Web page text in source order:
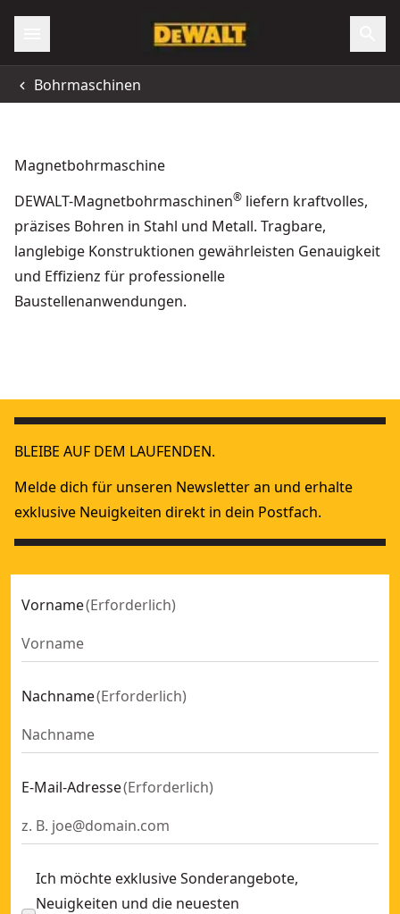
Bohrmaschinen
Magnetbohrmaschine
DEWALT-Magnetbohrmaschinen® liefern kraftvolles,
präzises Bohren in Stahl und Metall. Tragbare,
langlebige Konstruktionen gewährleisten Genauigkeit
und Effizienz für professionelle
Baustellenanwendungen.
BLEIBE AUF DEM LAUFENDEN.
Melde dich für unseren Newsletter an und erhalte
exklusive Neuigkeiten direkt in dein Postfach.
Vorname(Erforderlich)
Nachname(Erforderlich)
E-Mail-Adresse(Erforderlich)
Ich möchte exklusive Sonderangebote,
Neuigkeiten und die neuesten